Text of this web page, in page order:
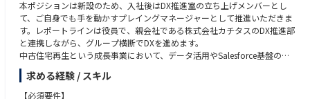
・短期的な財務改善だけでなく、長期的な事業成長と社会価値の創出に向
き合える環境
【求める人物像】
・戦略を描くだけでなく、泥臭く実行までやり切れる方
・「なぜそうなるのか」を自分の頭で考え抜ける方
・多様なステークホルダーを巻き込み、物事を前に進められる方
システム統合・標準化の推進
■IPO・ITガバナンスの推進
・IPO準備に向けたIT統制、情報セキュリティ、ISMS取得・運用改善、監
・JSOX、内部統制、BCP、ITガバナンスに関する体制整備
・グループ全体のITインフラの企画・管理・最適化（サーバー、ネットワ
求める人物像
・部長職として、経営方針を現場施策に落とし込み、最後まで実行できる
方
・グループ全体最適の視点で、子会社・部門間の利害を調整できる方
・IPO準備、PMI、システム統合等の難易度の高いテーマに対し、主体的に
課題設定できる方
・高い倫理観と誠実さを持ち、情報管理・セキュリティの重要性を組織に
本ポジションは新設のため、入社後はDX推進室の立ち上げメンバーとし
て、ご自身でも手を動かすプレイングマネージャーとして推進いただきま
す。レポートラインは役員で、親会社である株式会社カチタスのDX推進部
と連携しながら、グループ横断でDXを進めます。
中古住宅再生という成長事業において、データ活用やSalesforce基盤の高
度化など、事業に直結するDXを上流から手がけられるポジションです。
【業務詳細】
求める経験 / スキル
【必須要件】